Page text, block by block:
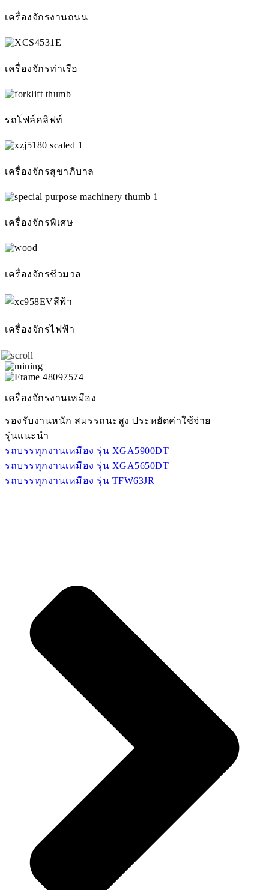
เครื่องจักรงานถนน
เครื่องจักรท่าเรือ
รถโฟล์คลิฟท์
เครื่องจักรสุขาภิบาล
เครื่องจักรพิเศษ
เครื่องจักรชีวมวล
เครื่องจักรไฟฟ้า
เครื่องจักรงานเหมือง
รองรับงานหนัก สมรรถนะสูง ประหยัดค่าใช้จ่าย
รุ่นแนะนำ
รถบรรทุกงานเหมือง รุ่น XGA5900DT
รถบรรทุกงานเหมือง รุ่น XGA5650DT
รถบรรทุกงานเหมือง รุ่น TFW63JR